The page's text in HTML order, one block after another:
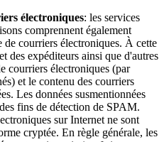
électroniques: les services
comprennent également
courriers électroniques. À cette
des expéditeurs ainsi que d'autres
courriers électroniques (par
et le contenu des courriers
Les données susmentionnées
fins de détection de SPAM.
sur Internet ne sont
cryptée. En règle générale, les